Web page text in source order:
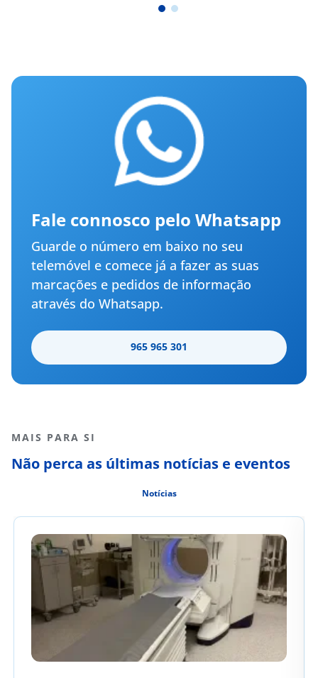
Fale connosco pelo Whatsapp
Guarde o número em baixo no seu
telemóvel e comece já a fazer as suas
marcações e pedidos de informação
através do Whatsapp.
965 965 301
MAIS PARA SI
Não perca as últimas notícias e eventos
Notícias